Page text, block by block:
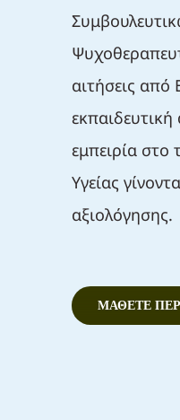
αιτήσεις από
εκπαιδευτική
εμπειρία στο
Υγείας
αξιολόγησης.
ΜΑΘΕΤΕ